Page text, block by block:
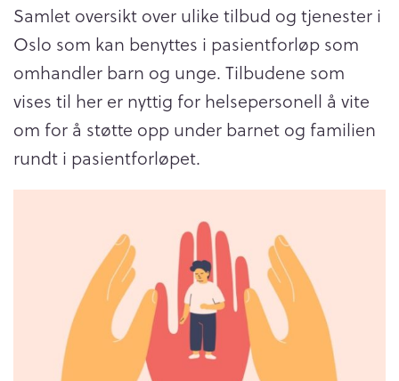
Samlet oversikt over ulike tilbud og tjenester i
Oslo som kan benyttes i pasientforløp som
omhandler barn og unge. Tilbudene som
vises til her er nyttig for helsepersonell å vite
om for å støtte opp under barnet og familien
rundt i pasientforløpet.